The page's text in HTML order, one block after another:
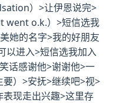
）>让伊恩说完>
went o.k.）>短信选我
她的名字>我的好朋友
以进入>短信选我加入
话感谢他>谢谢他>一
）>安抚>继续吧>视>
现走出兴趣>这里存